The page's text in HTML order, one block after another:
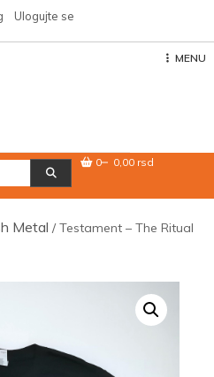
Ulogujte se
MENU
0 0,00 rsd
Metal / Testament – The Ritual